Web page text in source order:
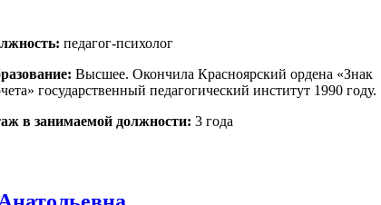
педагог-психолог
Высшее. Окончила Красноярский ордена «Знак
государственный педагогический институт 1990 году.
в занимаемой должности: 3 года